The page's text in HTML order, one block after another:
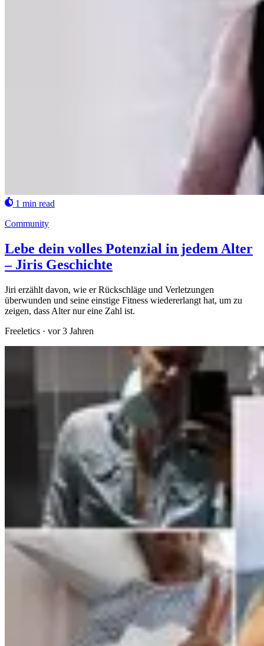
1 min read
Community
Lebe dein volles Potenzial in jedem Alter
– Jiris Geschichte
Jiri erzählt davon, wie er Rückschläge und Verletzungen
überwunden und seine einstige Fitness wiedererlangt hat, um zu
zeigen, dass Alter nur eine Zahl ist.
Freeletics · vor 3 Jahren